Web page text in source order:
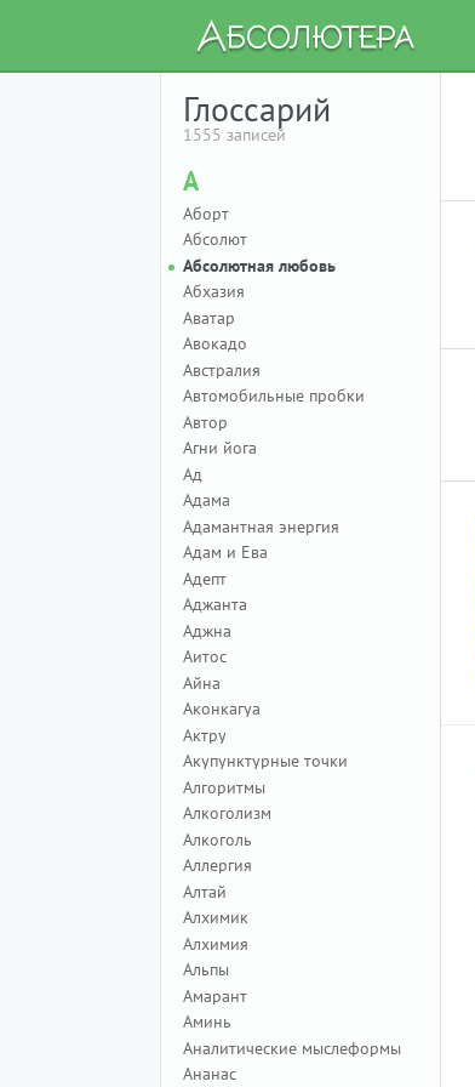
Глоссарий
1555 записей
А
Аборт
Абсолют
Абсолютная любовь
Абхазия
Аватар
Авокадо
Австралия
Автомобильные пробки
Автор
Агни йога
Ад
Адама
Адамантная энергия
Адам и Ева
Адепт
Аджанта
Аджна
Аитос
Айна
Аконкагуа
Актру
Акупунктурные точки
Алгоритмы
Алкоголизм
Алкоголь
Аллергия
Алтай
Алхимик
Алхимия
Альпы
Амарант
Аминь
Аналитические мыслеформы
Ананас